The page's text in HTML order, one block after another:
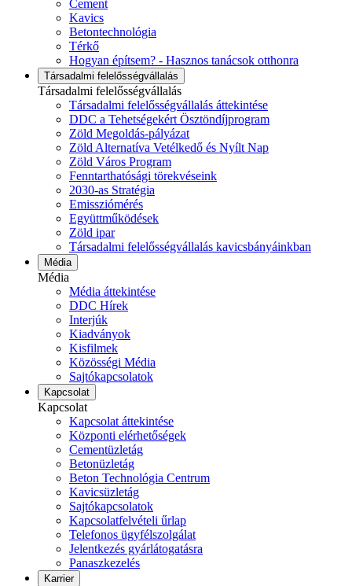
Cement
Kavics
Betontechnológia
Térkő
Hogyan építsem? - Hasznos tanácsok otthonra
Társadalmi felelősségvállalás
Társadalmi felelősségvállalás
Társadalmi felelősségvállalás áttekintése
DDC a Tehetségekért Ösztöndíjprogram
Zöld Megoldás-pályázat
Zöld Alternatíva Vetélkedő és Nyílt Nap
Zöld Város Program
Fenntarthatósági törekvéseink
2030-as Stratégia
Emissziómérés
Együttműködések
Zöld ipar
Társadalmi felelősségvállalás kavicsbányáinkban
Média
Média
Média áttekintése
DDC Hírek
Interjúk
Kiadványok
Kisfilmek
Közösségi Média
Sajtókapcsolatok
Kapcsolat
Kapcsolat
Kapcsolat áttekintése
Központi elérhetőségek
Cementüzletág
Betonüzletág
Beton Technológia Centrum
Kavicsüzletág
Sajtókapcsolatok
Kapcsolatfelvételi űrlap
Telefonos ügyfélszolgálat
Jelentkezés gyárlátogatásra
Panaszkezelés
Karrier